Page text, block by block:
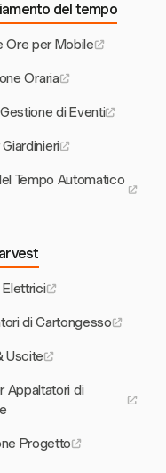
del tempo
Ore per Mobile
Oraria
di Eventi
Tempo Automatico
di Cartongesso
Uscite
Appaltatori di
Progetto